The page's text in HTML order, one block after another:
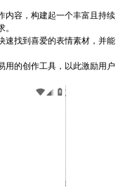
内容，构建起一个丰富且持续
速找到喜爱的表情素材，并能
用的创作工具，以此激励用户